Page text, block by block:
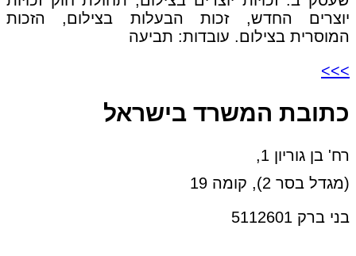
יוצרים החדש, זכות הבעלות בצילום, הזכות
המוסרית בצילום. עובדות: תביעה
>>>
כתובת המשרד בישראל
רח' בן גוריון 1,
(מגדל בסר 2), קומה 19
בני ברק 5112601